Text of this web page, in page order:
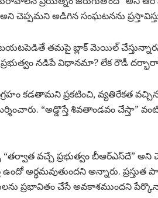
చెప్పమని అడిగిన సంఘటనను
బయటపెడితే తమపై బ్లాక్ మెయిల్
నడిపే విధానమా? లేక రౌడీ
కడతామని ప్రకటించి, వ్యతిరేకత వచ్చిన
“అడ్డొస్తే శివతాండవం చేస్తా”
“తర్వాత వచ్చే ప్రభుత్వం బీఆర్ఎస్‌దే”
ఉందో అర్థమవుతుందని అన్నారు. ప్రస్తుత
ప్రభావితం చేసే అవకాశముందని